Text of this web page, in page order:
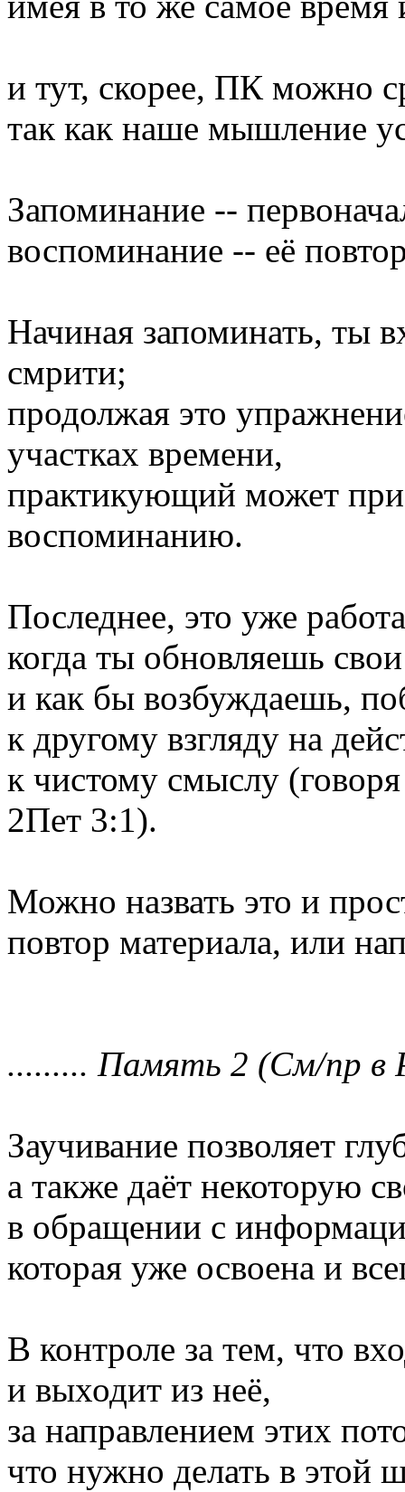
и тут, скорее, ПК можно
так как наше мышление
Запоминание --
воспоминание -- её
Начиная запоминать, ты
смрити;
продолжая это
участках времени,
практикующий может
воспоминанию.
Последнее, это уже
когда ты обновляешь
и как бы возбуждаешь,
к другому взгляду на
к чистому смыслу
2Пет 3:1).
Можно назвать это и
повтор материала, или
......... Память 2 (См/пр в
Заучивание позволяет
а также даёт некоторую
в обращении с
которая уже освоена и
В контроле за тем, что
и выходит из неё,
за направлением этих
что нужно делать в этой